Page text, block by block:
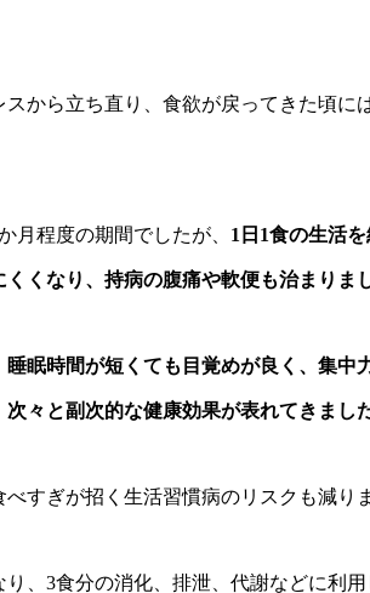
から立ち直り、食欲が戻ってきた頃に
月程度の期間でしたが、 1日1食の生活
くなり、持病の腹痛や軟便も治まりま
眠時間が短くても目覚めが良く、集中
々と副次的な健康効果が表れてきました
すぎが招く生活習慣病のリスクも減り
、3食分の消化、排泄、代謝などに利用